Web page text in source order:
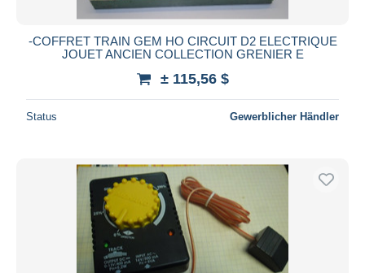
-COFFRET TRAIN GEM HO CIRCUIT D2 ELECTRIQUE
JOUET ANCIEN COLLECTION GRENIER E
± 115,56 $
Status Gewerblicher Händler